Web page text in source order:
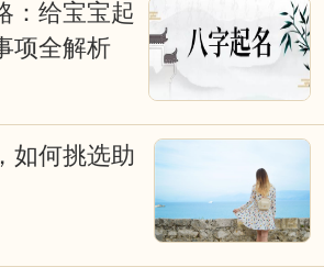
择日就是择吉，也叫看
站是免费择日网。择日是
祭，道家佛家的各种活
有着极大的关系。俗话
利，天时地利人和；子靠
：给宝宝起
项全解析
如何挑选助